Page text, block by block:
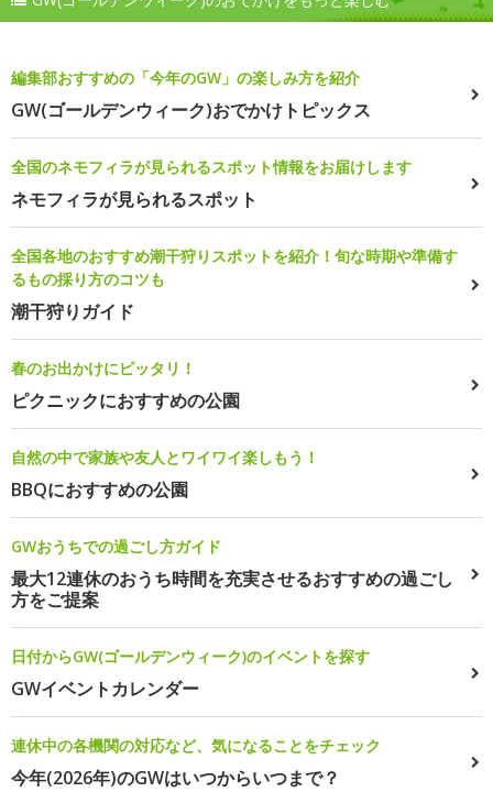
編集部おすすめの「今年のGW」の楽しみ方を紹介
GW(ゴールデンウィーク)おでかけトピックス
全国のネモフィラが見られるスポット情報をお届けします
ネモフィラが見られるスポット
全国各地のおすすめ潮干狩りスポットを紹介！旬な時期や準備す
るもの採り方のコツも
潮干狩りガイド
春のお出かけにピッタリ！
ピクニックにおすすめの公園
自然の中で家族や友人とワイワイ楽しもう！
BBQにおすすめの公園
GWおうちでの過ごし方ガイド
最大12連休のおうち時間を充実させるおすすめの過ごし
方をご提案
日付からGW(ゴールデンウィーク)のイベントを探す
GWイベントカレンダー
連休中の各機関の対応など、気になることをチェック
今年(2026年)のGWはいつからいつまで？